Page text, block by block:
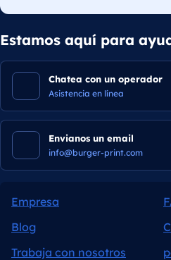
Estamos aquí para
Chatea con un operador
Asistencia en línea
Envianos un email
info@burger-print.com
Empresa
Blog
Trabaja con nosotros